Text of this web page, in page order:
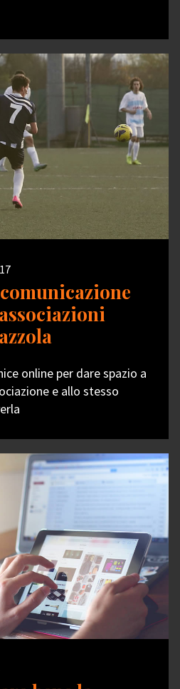
online per dare spazio a
e allo stesso